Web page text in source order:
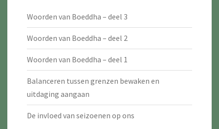
Woorden van Boeddha – deel 3
Woorden van Boeddha – deel 2
Woorden van Boeddha – deel 1
Balanceren tussen grenzen bewaken en
uitdaging aangaan
De invloed van seizoenen op ons